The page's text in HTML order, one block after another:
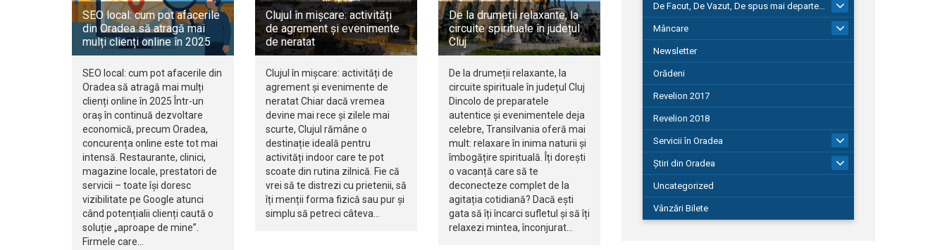
SEO local: cum pot afacerile
din Oradea să atragă mai
mulți clienți online în 2025
SEO local: cum pot afacerile din
Oradea să atragă mai mulți
clienți online în 2025 Într-un
oraș în continuă dezvoltare
economică, precum Oradea,
concurența online este tot mai
intensă. Restaurante, clinici,
magazine locale, prestatori de
servicii – toate își doresc
vizibilitate pe Google atunci
când potențialii clienți caută o
soluție „aproape de mine”.
Firmele care…
Clujul în mișcare: activități
de agrement și evenimente
de neratat
Clujul în mișcare: activități de
agrement și evenimente de
neratat Chiar dacă vremea
devine mai rece și zilele mai
scurte, Clujul rămâne o
destinație ideală pentru
activități indoor care te pot
scoate din rutina zilnică. Fie că
vrei să te distrezi cu prietenii, să
îți menții forma fizică sau pur și
simplu să petreci câteva…
De la drumeții relaxante, la
circuite spirituale în județul
Cluj
De la drumeții relaxante, la
circuite spirituale în județul Cluj
Dincolo de preparatele
autentice și evenimentele deja
celebre, Transilvania oferă mai
mult: relaxare în inima naturii și
îmbogățire spirituală. Îți dorești
o vacanță care să te
deconecteze complet de la
agitația cotidiană? Dacă ești
gata să îți încarci sufletul și să îți
relaxezi mintea, înconjurat…
De Facut, De Vazut, De spus mai departe…
580
Mâncare
Newsletter
Orădeni
Revelion 2017
Revelion 2018
Servicii în Oradea
104
Știri din Oradea
1.127
Uncategorized
Vânzări Bilete